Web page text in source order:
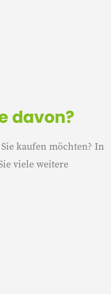
davon?
kaufen möchten? In
viele weitere